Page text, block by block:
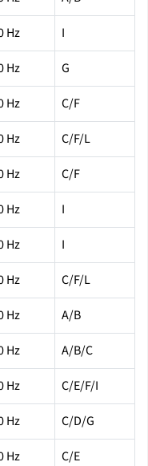
Hz
I
Hz
G
Hz
C/F
Hz
C/F/L
Hz
C/F
Hz
I
Hz
I
Hz
C/F/L
Hz
A/B
Hz
A/B/C
Hz
C/E/F/I
Hz
C/D/G
Hz
C/E